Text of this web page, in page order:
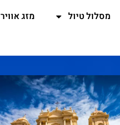
מסלול טיול
מזג אוויר